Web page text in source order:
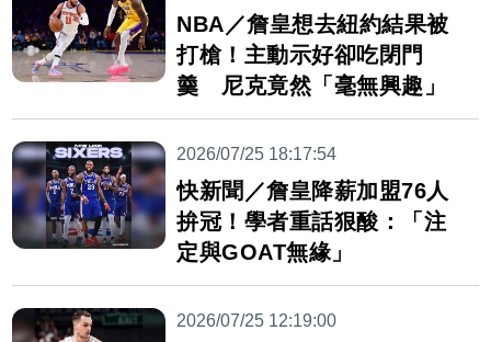
NBA／詹皇想去紐約結果被
打槍！主動示好卻吃閉門
羹 尼克竟然「毫無興趣」
2026/07/25 18:17:54
快新聞／詹皇降薪加盟76人
拚冠！學者重話狠酸：「注
定與GOAT無緣」
2026/07/25 12:19:00